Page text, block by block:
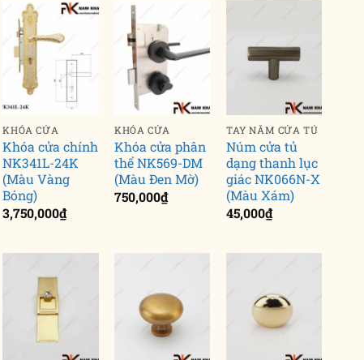
KHÓA CỬA
Khóa cửa chính
NK341L-24K
(Màu Vàng
Bóng)
3,750,000₫
KHÓA CỬA
Khóa cửa phân
thể NK569-DM
(Màu Đen Mờ)
750,000₫
TAY NẮM CỬA TỦ
Núm cửa tủ
dạng thanh lục
giác NK066N-X
(Màu Xám)
45,000₫